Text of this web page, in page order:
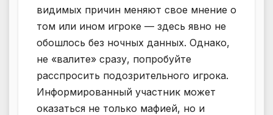
видимых причин меняют свое мнение о
том или ином игроке — здесь явно не
обошлось без ночных данных. Однако,
не «валите» сразу, попробуйте
расспросить подозрительного игрока.
Информированный участник может
оказаться не только мафией, но и